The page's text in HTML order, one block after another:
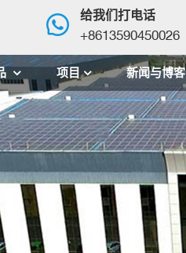
给我们打电话
+8613590450026
项目 新闻与博客